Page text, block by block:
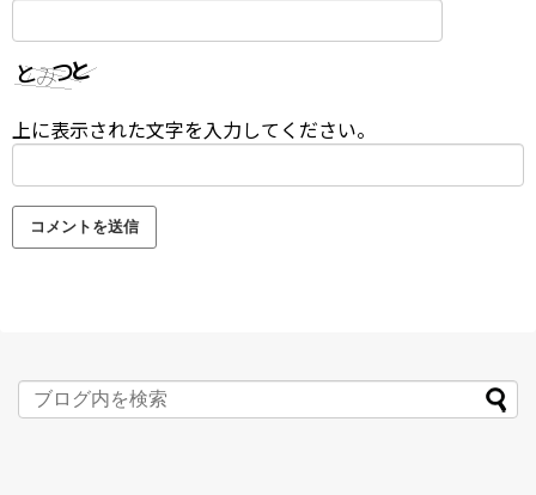
上に表示された文字を入力してください。